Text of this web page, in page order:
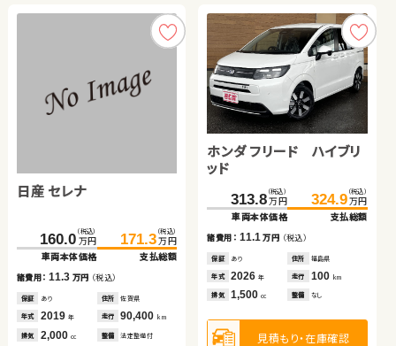
日産 セレナ
160.0 （税込）
万円
車両本体価格
171.3 （税込）
万円
支払総額
諸費用：11.3 万円 （税込）
保証 あり 住所 佐賀県
年式 2019 年 走行 90,400 km
排気 2,000 cc 整備 法定整備付
ホンダ フリード ハイブリ
ッド
313.8 （税込）
万円
車両本体価格
324.9 （税込）
万円
支払総額
諸費用： 11.1 万円 （税込）
保証 あり 住所 福島県
年式 2026年 走行 100 km
排気 1,500cc 整備 なし
見積もり・在庫確認
42.7（税込）
万円
諸費用：8.7 万円（税込）
なし 岡山県
年式 2013年 走行
排気 1,500 整備 法定整備付
見積もり・在庫確認
スバル フォレスター
81.7 （税込）
万円
車両本体価格
95.9 （税込）
万円
支払総額
諸費用： 14.2 万円 （税込）
保証 あり 住所 岩手県
年式 2013年 走行 90,200
排気 2,000cc 整備 法定整備付
見積もり・在庫確認
198.0（税込）
万円
諸費用：7.0 万円（税込）
あり
年式 2021年 走行
排気 660 整備 法定整備付
見積もり・在庫確認
トヨタ アクア
118.9 （税込）
万円
車両本体価格
129.8 （税込）
万円
支払総額
諸費用： 10.9 万円 （税込）
保証 あり 住所 埼玉県
年式 2017年 走行 47,400
排気 1,500cc 整備 法定整備付
見積もり・在庫確認